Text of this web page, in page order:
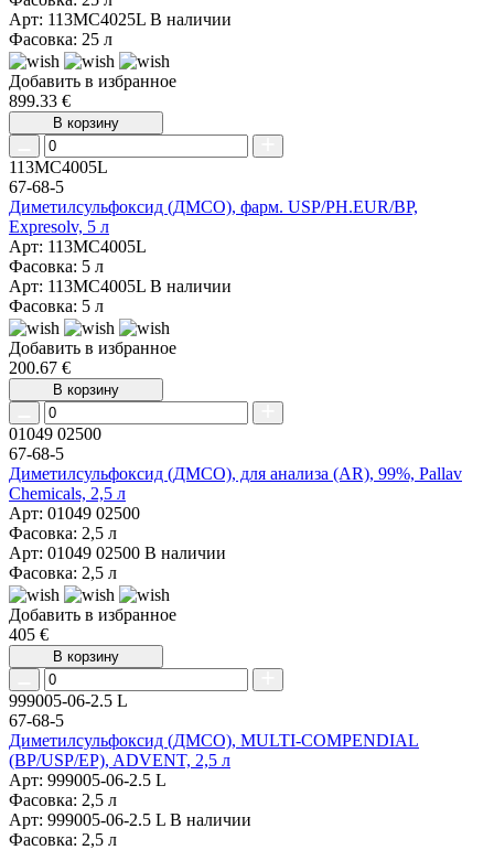
Арт: 113MC4025L В наличии
Фасовка: 25 л
Добавить в избранное
899.33 €
В корзину
113MC4005L
67-68-5
Диметилсульфоксид (ДМСО), фарм. USP/PH.EUR/BP,
Expresolv, 5 л
Арт: 113MC4005L
Фасовка: 5 л
Арт: 113MC4005L В наличии
Фасовка: 5 л
Добавить в избранное
200.67 €
В корзину
01049 02500
67-68-5
Диметилсульфоксид (ДМСО), для анализа (AR), 99%, Pallav
Chemicals, 2,5 л
Арт: 01049 02500
Фасовка: 2,5 л
Арт: 01049 02500 В наличии
Фасовка: 2,5 л
Добавить в избранное
405 €
В корзину
999005-06-2.5 L
67-68-5
Диметилсульфоксид (ДМСО), MULTI-COMPENDIAL
(BP/USP/EP), ADVENT, 2,5 л
Арт: 999005-06-2.5 L
Фасовка: 2,5 л
Арт: 999005-06-2.5 L В наличии
Фасовка: 2,5 л